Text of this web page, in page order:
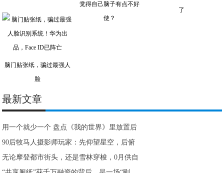
觉得自己脑子有点不好
使？
了
脑门贴张纸，骗过最强人
脸
最新文章
用一个就少一个 盘点《我的世界》里放置后
90后牧马人摄影师玩家：先仰望星空，后俯
无论摩登都市街头，还是雪林穿梭，0月供自